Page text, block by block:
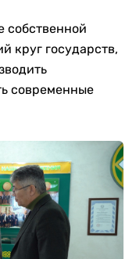
собственной
круг государств,
современные